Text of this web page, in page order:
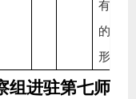
有作为
的情
形。
组进驻第七师